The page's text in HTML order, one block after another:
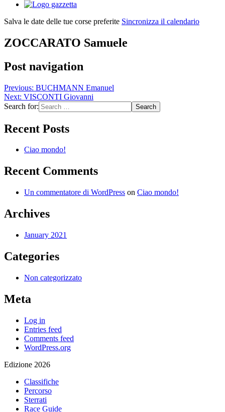
Salva le date delle tue corse preferite Sincronizza il calendario
ZOCCARATO Samuele
Post navigation
Previous: BUCHMANN Emanuel
Next: VISCONTI Giovanni
Search for:
Recent Posts
Ciao mondo!
Recent Comments
Un commentatore di WordPress on Ciao mondo!
Archives
January 2021
Categories
Non categorizzato
Meta
Log in
Entries feed
Comments feed
WordPress.org
Edizione 2026
Classifiche
Percorso
Sterrati
Race Guide